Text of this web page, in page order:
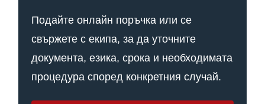
Подайте онлайн поръчка или се
свържете с екипа, за да уточните
документа, езика, срока и необходимата
процедура според конкретния случай.